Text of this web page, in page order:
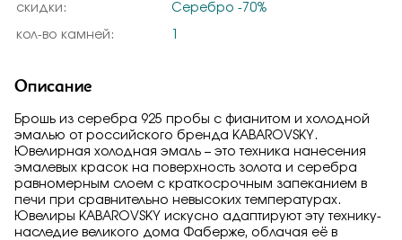
скидки: Серебро -70%
кол-во камней:
Описание
Брошь из серебра 925 пробы с фианитом и холодной
эмалью от российского бренда KABAROVSKY.
Ювелирная холодная эмаль – это техника нанесения
эмалевых красок на поверхность золота и серебра
равномерным слоем с краткосрочным запеканием в
печи при сравнительно невысоких температурах.
Ювелиры KABAROVSKY искусно адаптируют эту технику-
наследие великого дома Фаберже, облачая её в